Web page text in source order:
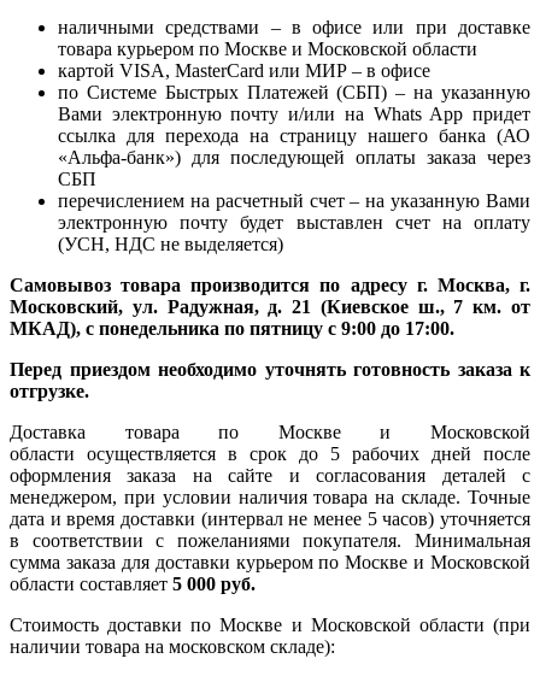
наличными средствами – в офисе или при доставке
товара курьером по Москве и Московской области
картой VISA, MasterCard или МИР – в офисе
по Системе Быстрых Платежей (СБП) – на указанную
Вами электронную почту и/или на Whats App придет
ссылка для перехода на страницу нашего банка (АО
«Альфа-банк») для последующей оплаты заказа через
СБП
перечислением на расчетный счет – на указанную Вами
электронную почту будет выставлен счет на оплату
(УСН, НДС не выделяется)
Самовывоз товара производится по адресу г. Москва, г.
Московский, ул. Радужная, д. 21 (Киевское ш., 7 км. от
МКАД), с понедельника по пятницу с 9:00 до 17:00.
Перед приездом необходимо уточнять готовность заказа к
отгрузке.
Доставка товара по Москве и Московской
области осуществляется в срок до 5 рабочих дней после
оформления заказа на сайте и согласования деталей с
менеджером, при условии наличия товара на складе. Точные
дата и время доставки (интервал не менее 5 часов) уточняется
в соответствии с пожеланиями покупателя. Минимальная
сумма заказа для доставки курьером по Москве и Московской
области составляет 5 000 руб.
Стоимость доставки по Москве и Московской области (при
наличии товара на московском складе):